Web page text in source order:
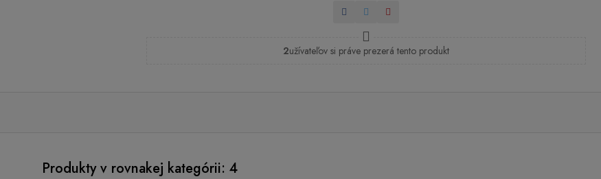
2užívateľov si práve prezerá tento produkt
Produkty v rovnakej kategórii: 4